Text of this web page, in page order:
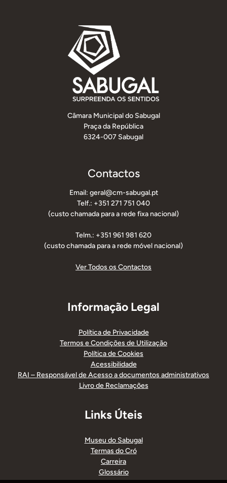
Câmara Municipal do Sabugal
Praça da República
6324-007 Sabugal
Contactos
Email: geral@cm-sabugal.pt
Telf.: +351 271 751 040
(custo chamada para a rede fixa nacional)
Telm.: +351 961 981 620
(custo chamada para a rede móvel nacional)
Ver Todos os Contactos
Informação Legal
Política de Privacidade
Termos e Condições de Utilização
Política de Cookies
Acessibilidade
RAI – Responsável de Acesso a documentos administrativos
Livro de Reclamações
Links Úteis
Museu do Sabugal
Termas do Cró
Carreira
Glossário